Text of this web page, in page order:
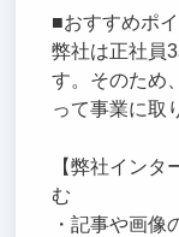
■おすすめポ
弊社は正社員
す。そのため
って事業に取
【弊社イン
む
・記事や画像